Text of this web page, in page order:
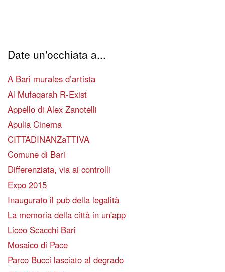
Date un'occhiata a...
A Bari murales d’artista
Al Mufaqarah R-Exist
Appello di Alex Zanotelli
Apulia Cinema
CITTADINANZaTTIVA
Comune di Bari
Differenziata, via ai controlli
Expo 2015
Inaugurato il pub della legalità
La memoria della città in un'app
Liceo Scacchi Bari
Mosaico di Pace
Parco Bucci lasciato al degrado